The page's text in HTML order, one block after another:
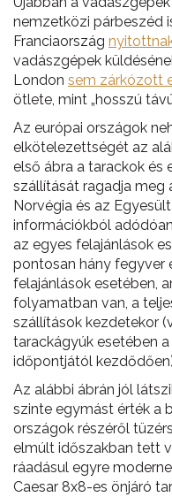
nemzetközi párbeszéd
Franciaország
vadászgépek
London sem zárkózott
ötlete, mint „hosszú
Az európai országok
elkötelezettségét az
első ábra a tarackok és
szállítását ragadja meg
Norvégia és az
információkból
az egyes felajánlások
pontosan hány fegyver
felajánlások esetében,
folyamatban van, a
szállítások kezdetekor
tarackágyúk esetében
időpontjától
Az alábbi ábrán jól
szinte egymást érték a
országok részéről
elmúlt időszakban tett
ráadásul egyre
Caesar 8x8-es önjáró